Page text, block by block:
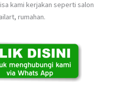
kami kerjakan seperti salon
rumahan.